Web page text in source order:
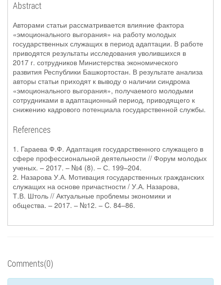
Abstract
Авторами статьи рассматривается влияние фактора
«эмоционального выгорания» на работу молодых
государственных служащих в период адаптации. В работе
приводятся результаты исследования уволившихся в
2017 г. сотрудников Министерства экономического
развития Республики Башкортостан. В результате анализа
авторы статьи приходят к выводу о наличии синдрома
«эмоционального выгорания», получаемого молодыми
сотрудниками в адаптационный период, приводящего к
снижению кадрового потенциала государственной службы.
References
1. Гараева Ф.Ф. Адаптация государственного служащего в
сфере профессиональной деятельности // Форум молодых
ученых. – 2017. – №4 (8). – С. 199–204.
2. Назарова У.А. Мотивация государственных гражданских
служащих на основе причастности / У.А. Назарова,
Т.В. Штоль // Актуальные проблемы экономики и
общества. – 2017. – №12. – C. 84–86.
Comments(0)